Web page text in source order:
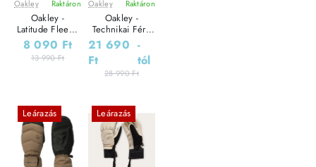
Oakley Raktáron
Oakley -
Latitude Fleece
- Férfi kesztyű
8 090 Ft
13 990 Ft
Oakley Raktáron
Oakley -
Technikai Férfi
síkesztyű
21 690
Ft
-
tól
28 990 Ft
Leárazás Leárazás